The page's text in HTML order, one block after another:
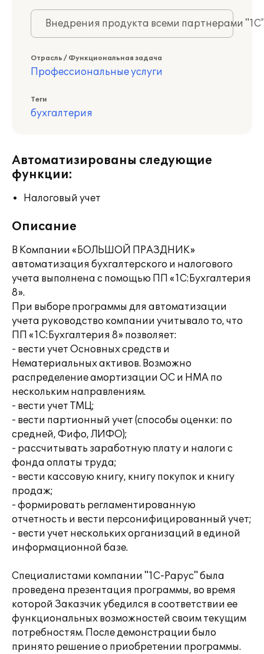
Внедрения продукта всеми партнерами
Отрасль / Функциональная задача
Профессиональные услуги
Теги
бухгалтерия
Автоматизированы следующие
функции:
Налоговый учет
Описание
В Компании «БОЛЬШОЙ ПРАЗДНИК»
автоматизация бухгалтерского и налогового
учета выполнена с помощью ПП «1С:Бухгалтерия
8».
При выборе программы для автоматизации
учета руководство компании учитывало то, что
ПП «1С:Бухгалтерия 8» позволяет:
- вести учет Основных средств и
Нематериальных активов. Возможно
распределение амортизации ОС и НМА по
нескольким направлениям.
- вести учет ТМЦ;
- вести партионный учет (способы оценки: по
средней, Фифо, ЛИФО);
- рассчитывать заработную плату и налоги с
фонда оплаты труда;
- вести кассовую книгу, книгу покупок и книгу
продаж;
- формировать регламентированную
отчетность и вести персонифицированный учет;
- вести учет нескольких организаций в единой
информационной базе.
Специалистами компании "1С-Рарус" была
проведена презентация программы, во время
которой Заказчик убедился в соответствии ее
функциональных возможностей своим текущим
потребностям. После демонстрации было
принято решение о приобретении программы.